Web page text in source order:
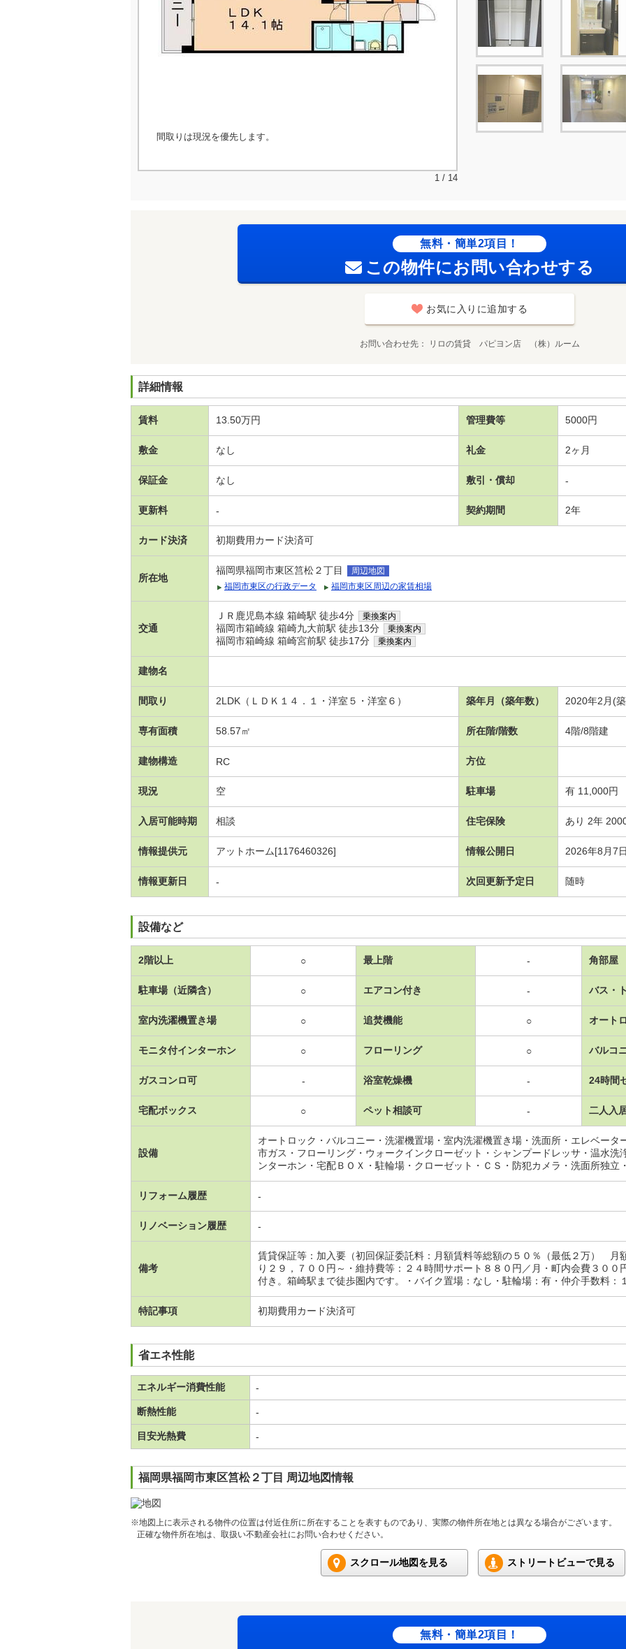
間取りは現況を優先します。
1 / 14
無料・簡単2項目！
この物件にお問い合わせする
お気に入りに追加する
お問い合わせ先 リロの賃貸 パピヨン店 （株）ルーム
詳細情報
賃料 13.50万円 管理費等 5000円
敷金 なし 礼金 2ヶ月
保証金 なし 敷引・償却 -
更新料 - 契約期間 2年
カード決済 初期費用カード決済可
所在地
福岡県福岡市東区筥松２丁目
周辺地図
福岡市東区の行政データ
福岡市東区周辺の家賃相場
交通
ＪＲ鹿児島本線 箱崎駅 徒歩4分 乗換案内
福岡市箱崎線 箱崎九大前駅 徒歩13分 乗換案内
福岡市箱崎線 箱崎宮前駅 徒歩17分 乗換案内
建物名
間取り 2LDK（ＬＤＫ１４．１・洋室５・洋室６） 築年月（築年数） 2020年2月(
専有面積 58.57㎡ 所在階/階数 4階/8階建
建物構造 RC 方位
現況 空 駐車場 有 11,000円
入居可能時期 相談 住宅保険 あり 2年
情報提供元 アットホーム[1176460326] 情報公開日 2026年8月7日
情報更新日 - 次回更新予定日 随時
設備など
2階以上 ○ 最上階 - 角部屋
駐車場（近隣含） ○ エアコン付き - バス・
室内洗濯機置き場 ○ 追焚機能 ○ オート
モニタ付インターホン ○ フローリング ○ バルコ
ガスコンロ可 - 浴室乾燥機 - 24時間
宅配ボックス ○ ペット相談可 - 二人入
設備
オートロック・バルコニー・洗濯機置場・室内洗濯機置き場・洗面所・エレベータ
市ガス・フローリング・ウォークインクローゼット・シャンプードレッサ・温水洗
ンターホン・宅配ＢＯＸ・駐輪場・クローゼット・ＣＳ・防犯カメラ・洗面所独
リフォーム履歴 -
リノベーション履歴 -
備考
賃貸保証等：加入要（初回保証委託料：月額賃料等総額の５０％（最低２万）
り２９，７００円～・維持費等：２４時間サポート８８０円／月・町内会費３００
付き。箱崎駅まで徒歩圏内です。・バイク置場：なし・駐輪場：有・仲介手数料：
特記事項 初期費用カード決済可
省エネ性能
エネルギー消費性能 -
断熱性能 -
目安光熱費 -
福岡県福岡市東区筥松２丁目 周辺地図情報
※地図上に表示される物件の位置は付近住所に所在することを表すものであり、実際の物件所在地とは異なる場合がございます。
正確な物件所在地は、取扱い不動産会社にお問い合わせください。
スクロール地図を見る ストリートビューで見る
無料・簡単2項目！